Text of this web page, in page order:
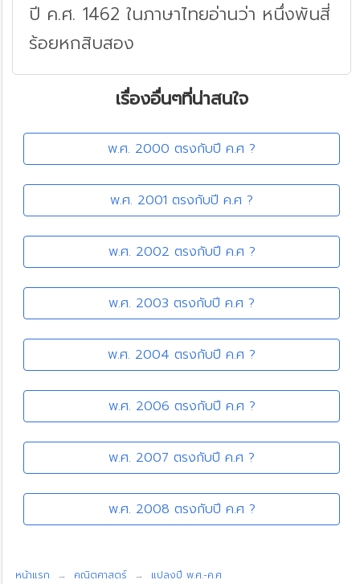
ปี ค.ศ. 1462 ในภาษาไทยอ่านว่า หนึ่งพันสี่
ร้อยหกสิบสอง
เรื่องอื่นๆที่น่าสนใจ
พ.ศ. 2000 ตรงกับปี ค.ศ ?
พ.ศ. 2001 ตรงกับปี ค.ศ ?
พ.ศ. 2002 ตรงกับปี ค.ศ ?
พ.ศ. 2003 ตรงกับปี ค.ศ ?
พ.ศ. 2004 ตรงกับปี ค.ศ ?
พ.ศ. 2006 ตรงกับปี ค.ศ ?
พ.ศ. 2007 ตรงกับปี ค.ศ ?
พ.ศ. 2008 ตรงกับปี ค.ศ ?
หน้าแรก คณิตศาสตร์ แปลงปี พ.ศ.-ค.ศ